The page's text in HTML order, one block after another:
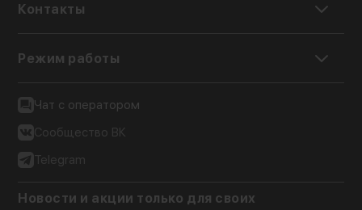
Контакты
Режим работы
Чат с оператором
Сообщество ВК
Telegram
Новости и акции только для своих